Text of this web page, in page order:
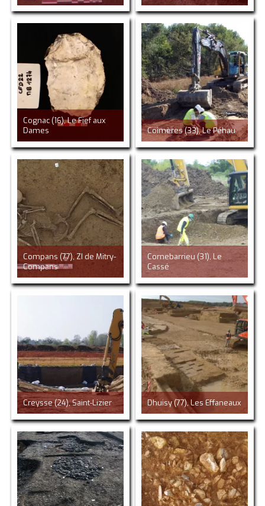
Cognac (16), Le Fief aux
Dames
Coimères (33), Le Péhau
Compans (77), ZI de Mitry-
Compans
Cornebarrieu (31), Le
Cassé
Creysse (24), Saint-Lizier Dhuisy (77), Les Effaneaux